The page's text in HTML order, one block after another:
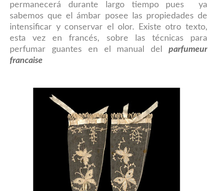
permanecerá durante largo tiempo pues ya
sabemos que el ámbar posee las propiedades de
intensificar y conservar el olor. Existe otro texto,
esta vez en francés, sobre las técnicas para
perfumar guantes en el manual del parfumeur
francaise